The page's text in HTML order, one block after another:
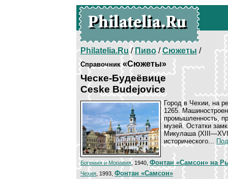
Philatelia.Ru/Пиво/Сюжеты /
Справочник«Сюжеты»
Ческе-Будеёвице
Ceske Budejovice
Город в Чехии, на
1265.
промышленность,
музей. Остатки
Микулаша
исторического...
Богемия и Моравия, 1940, Фонтан «Самсон» на
Чехия , 1993, Фонтан «Самсон»